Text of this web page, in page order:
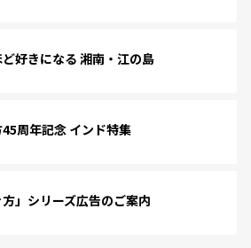
好きになる 湘南・江の島
周年記念 インド特集
方」シリーズ広告のご案内